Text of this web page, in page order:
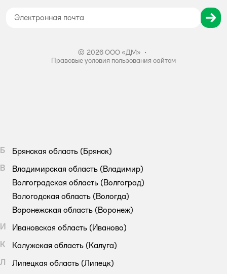
Правила бонусной программы
© 2026 ООО «ДМ» •
Правовые условия пользования сайтом
Б Брянская область (Брянск)
В
Владимирская область (Владимир)
Волгоградская область (Волгоград)
Вологодская область (Вологда)
Воронежская область (Воронеж)
И
Ивановская область (Иваново)
К
Калужская область (Калуга)
Л
Липецкая область (Липецк)